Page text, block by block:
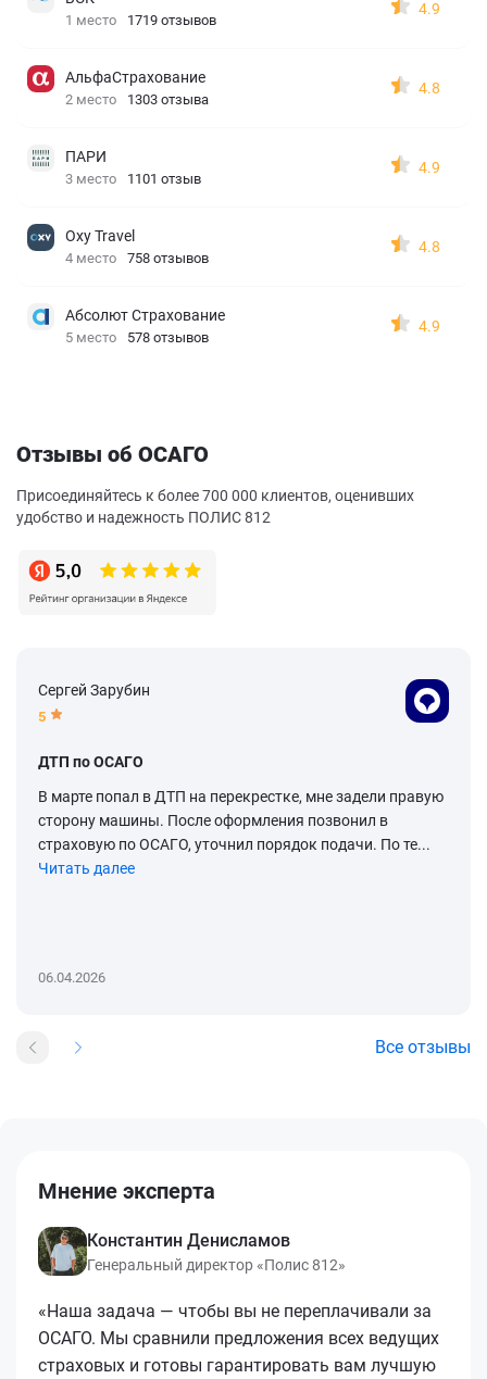
1 место 1719 отзывов
4.9
АльфаСтрахование
2 место 1303 отзыва
4.8
ПАРИ
3 место 1101 отзыв
4.9
Oxy Travel
4 место 758 отзывов
4.8
Абсолют Страхование
5 место 578 отзывов
4.9
Отзывы об ОСАГО
Присоединяйтесь к более 700 000 клиентов, оценивших
удобство и надежность ПОЛИС 812
Сергей Зарубин
5
ДТП по ОСАГО
В марте попал в ДТП на перекрестке, мне задели правую
сторону машины. После оформления позвонил в
страховую по ОСАГО, уточнил порядок подачи. По те...
Читать далее
06.04.2026
Все отзывы
Мнение эксперта
Константин Денисламов
Генеральный директор «Полис 812»
«Наша задача — чтобы вы не переплачивали за
ОСАГО. Мы сравнили предложения всех ведущих
страховых и готовы гарантировать вам лучшую